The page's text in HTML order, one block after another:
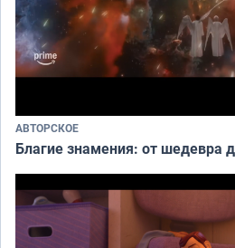
АВТОРСКОЕ
Благие знамения: от шедевра